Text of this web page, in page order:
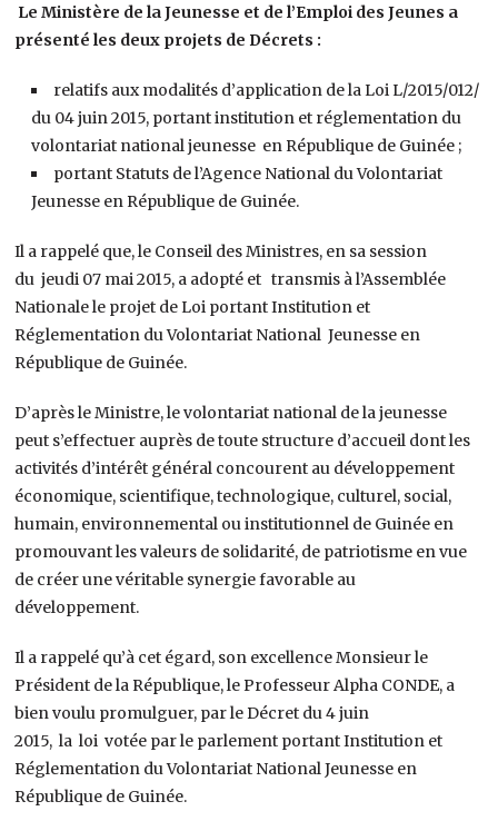
Le Ministère de la Jeunesse et de l’Emploi des Jeunes a
présenté les deux projets de Décrets :
relatifs aux modalités d’application de la Loi L/2015/012/
du 04 juin 2015, portant institution et réglementation du
volontariat national jeunesse en République de Guinée ;
portant Statuts de l’Agence National du Volontariat
Jeunesse en République de Guinée.
Il a rappelé que, le Conseil des Ministres, en sa session
du jeudi 07 mai 2015, a adopté et transmis à l’Assemblée
Nationale le projet de Loi portant Institution et
Réglementation du Volontariat National Jeunesse en
République de Guinée.
D’après le Ministre, le volontariat national de la jeunesse
peut s’effectuer auprès de toute structure d’accueil dont les
activités d’intérêt général concourent au développement
économique, scientifique, technologique, culturel, social,
humain, environnemental ou institutionnel de Guinée en
promouvant les valeurs de solidarité, de patriotisme en vue
de créer une véritable synergie favorable au
développement.
Il a rappelé qu’à cet égard, son excellence Monsieur le
Président de la République, le Professeur Alpha CONDE, a
bien voulu promulguer, par le Décret du 4 juin
2015, la loi votée par le parlement portant Institution et
Réglementation du Volontariat National Jeunesse en
République de Guinée.